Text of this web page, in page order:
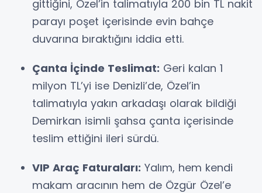
gittiğini, Özel’in talimatıyla 200 bin TL nakit
parayı poşet içerisinde evin bahçe
duvarına bıraktığını iddia etti.
Çanta İçinde Teslimat: Geri kalan 1
milyon TL’yi ise Denizli’de, Özel’in
talimatıyla yakın arkadaşı olarak bildiği
Demirkan isimli şahsa çanta içerisinde
teslim ettiğini ileri sürdü.
VIP Araç Faturaları: Yalım, hem kendi
makam aracının hem de Özgür Özel’e